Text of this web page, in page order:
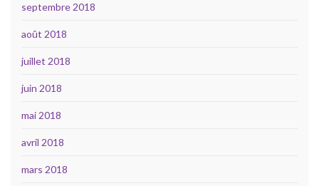
septembre 2018
août 2018
juillet 2018
juin 2018
mai 2018
avril 2018
mars 2018